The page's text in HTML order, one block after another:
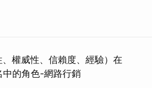
權威性、信賴度、經驗）在
中的角色-網路行銷